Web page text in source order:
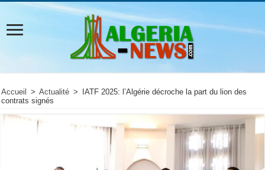
Accueil > Actualité >
IATF 2025: l’Algérie décroche la part du lion des
contrats signés